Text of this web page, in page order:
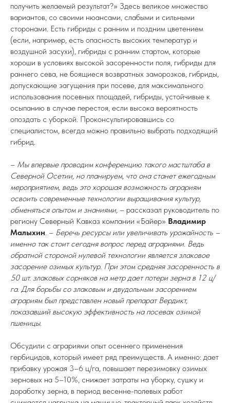
получить желаемый результат?» Здесь великое множество
вариантов, со своими нюансами, слабыми и сильными
сторонами. Есть гибриды с ранним и поздним цветением
(если, например, есть опасность высоких температур и
воздушной засухи), гибриды с ранним стартом, которые
хороши в условиях высокой засоренности поля, гибриды для
раннего сева, не боящиеся возвратных заморозков, гибриды,
допускающие загущения при посеве, для максимального
использования посевных площадей, гибриды, устойчивые к
осыпанию в случае перестоя, если высока вероятность
опоздать с уборкой. Проконсультировавшись со
специалистом, всегда можно правильно выбрать подходящий
гибрид.
– Мы впервые проводим конференцию такого мастштаба в
Северной Осетии, но планируем, что она станет ежегодным
мероприятием, ведь это хорошая возможность аграриям
освоить современные технологии выращивания культур,
обменяться опытом и знаниями, – рассказал руководитель по
региону Северный Кавказ компании «Байер» Владимир
Малыхин. – Беречь ресурсы или увеличивать урожайность –
именно так стоит сегодня вопрос перед аграриями. Ведь
обратной стороной нулевой технологии является злаковое
засорение озимых культур. При этом средняя засоренность в
50 шт. злаковых сорняков на метр дает потери зерна в 12 ц/
га. Для борьбы со злаковым и двудольным засорением
аграриям был представлен новый препарат Вердикт,
показавший высокую эффективность на посевах озимой
пшеницы.
Обсудили с аграриями опыт осеннего применения
гербицидов, который имеет ряд преимуществ. А именно: дает
прибавку урожая 3–6 ц/га, повышает перезимовку озимых
зерновых на 5–10%, снижает затраты на уборку, сушку и
доработку зерна, в период весенне-полевых работ